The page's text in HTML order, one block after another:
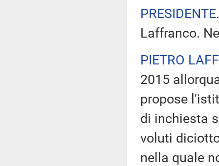
PRESIDENTE
Laffranco.
PIETRO
2015
propose
di inchiesta
voluti
nella quale